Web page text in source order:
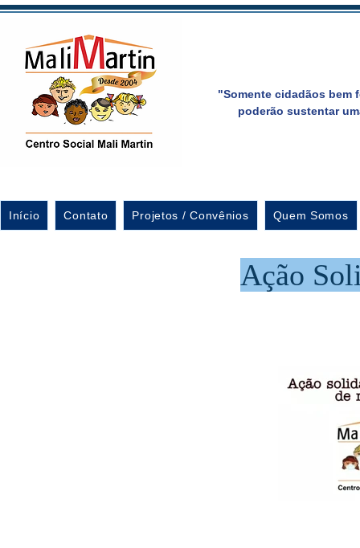
"Somente cidadãos bem
poderão sustentar
Início Contato Projetos / Convênios Quem Somos
Ação